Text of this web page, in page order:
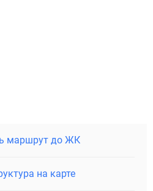
маршрут до ЖК
на карте